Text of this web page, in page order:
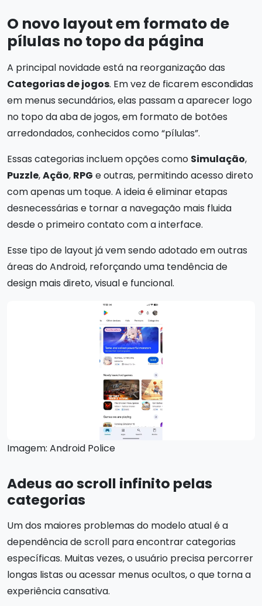
O novo layout em formato de
pílulas no topo da página
A principal novidade está na reorganização das
Categorias de jogos. Em vez de ficarem escondidas
em menus secundários, elas passam a aparecer logo
no topo da aba de jogos, em formato de botões
arredondados, conhecidos como “pílulas”.
Essas categorias incluem opções como Simulação,
Puzzle,Ação, RPG e outras, permitindo acesso direto
com apenas um toque. A ideia é eliminar etapas
desnecessárias e tornar a navegação mais fluida
desde o primeiro contato com a interface.
Esse tipo de layout já vem sendo adotado em outras
áreas do Android, reforçando uma tendência de
design mais direto, visual e funcional.
Imagem: Android Police
Adeus ao scroll infinito pelas
categorias
Um dos maiores problemas do modelo atual é a
dependência de scroll para encontrar categorias
específicas. Muitas vezes, o usuário precisa percorrer
longas listas ou acessar menus ocultos, o que torna a
experiência cansativa.